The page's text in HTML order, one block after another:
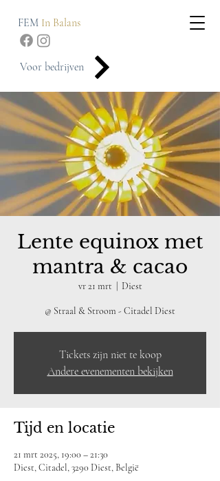
FEM In Balans
Voor bedrijven
Lente equinox met
mantra & cacao
vr 21 mrt Diest
@ Straal & Stroom - Citadel Diest
Tickets zijn niet te koop
Andere evenementen bekijken
Tijd en locatie
21 mrt 2025, 19:00 – 21:30
Diest, Citadel, 3290 Diest, België